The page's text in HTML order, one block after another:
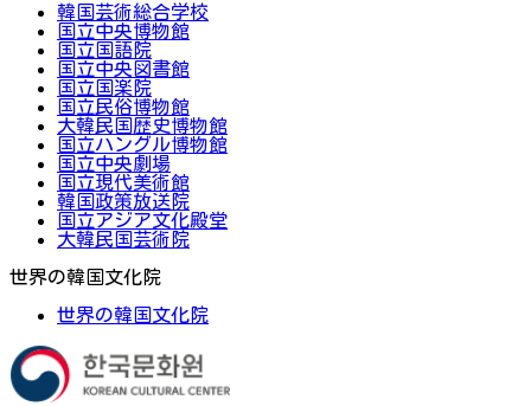
韓国芸術総合学校
国立中央博物館
国立国語院
国立中央図書館
国立国楽院
国立民俗博物館
大韓民国歴史博物館
国立ハングル博物館
国立中央劇場
国立現代美術館
韓国政策放送院
国立アジア文化殿堂
大韓民国芸術院
世界の韓国文化院
世界の韓国文化院